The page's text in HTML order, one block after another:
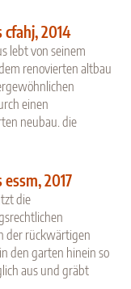
2014
lebt von seinem
renovierten altbau
einen
neubau. die
2017
die
der rückwärtigen
den garten hinein so
aus und gräbt